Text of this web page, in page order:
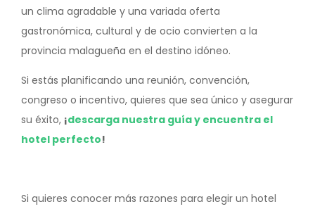
un clima agradable y una variada oferta
gastronómica, cultural y de ocio convierten a la
provincia malagueña en el destino idóneo.
Si estás planificando una reunión, convención,
congreso o incentivo, quieres que sea único y asegurar
su éxito, ¡descarga nuestra guía y encuentra el
hotel perfecto!
Si quieres conocer más razones para elegir un hotel